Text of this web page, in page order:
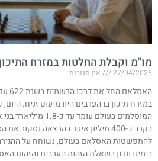
מו"מ וקבלת החלטות במזרח
27/04/2025 אין תגובות
המוסלמים בעולם
בקרב כ-400 מיליון איש. בהרצאה נסקור
להתפשטות האסלאם בעולם, נשוחח על
בימינו ונדון בשאלת הזהות הערבית והזהות